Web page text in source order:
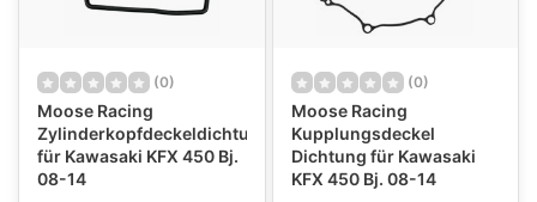
(0)
Moose Racing
Zylinderkopfdeckeldichtungen
für Kawasaki KFX 450 Bj.
08-14
(0)
Moose Racing
Kupplungsdeckel
Dichtung für Kawasaki
KFX 450 Bj. 08-14